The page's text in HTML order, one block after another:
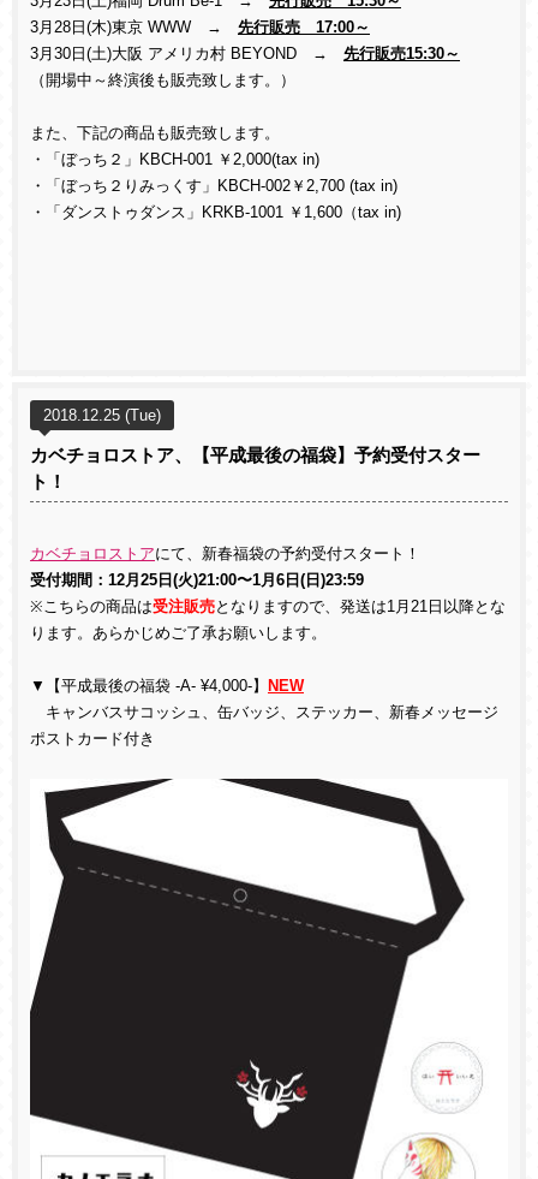
3月28日(木)東京 WWW → 先行販売 17:00～
3月30日(土)大阪 アメリカ村 BEYOND → 先行販売15:30～
（開場中～終演後も販売致します。）
また、下記の商品も販売致します。
・「ぼっち２」KBCH-001 ￥2,000(tax in)
・「ぼっち２りみっくす」KBCH-002￥2,700 (tax in)
・「ダンストゥダンス」KRKB-1001 ￥1,600（tax in)
2018.12.25 (Tue)
カベチョロストア、【平成最後の福袋】予約受付スター
ト！
カベチョロストアにて、新春福袋の予約受付スタート！
受付期間：12月25日(火)21:00〜1月6日(日)23:59
※こちらの商品は受注販売となりますので、発送は1月21日以降とな
ります。あらかじめご了承お願いします。
▼【平成最後の福袋 -A- ¥4,000-】
NEW
キャンバスサコッシュ、缶バッジ、ステッカー、新春メッセージ
ポストカード付き